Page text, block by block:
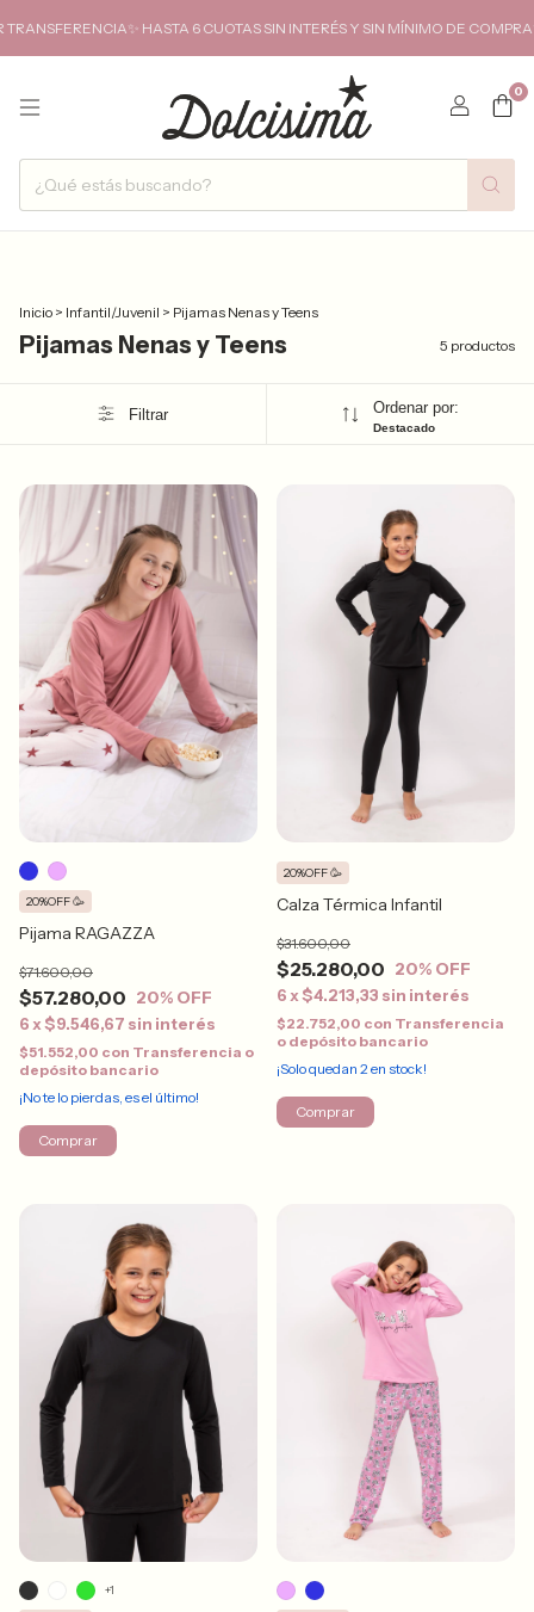
HASTA 6 CUOTAS SIN INTERÉS Y SIN MÍNIMO DE
0
Inicio > Infantil/Juvenil > Pijamas Nenas y Teens
Pijamas Nenas y Teens 5 productos
Filtrar Ordenar por:
Destacado
Pijama RAGAZZA
$57.280,00
$71.600,00
20% OFF
6 x$9.546,67 sin interés
20%OFF 🥳
$51.552,00 con Transferencia o
depósito bancario
¡No te lo pierdas, es el último!
Comprar
Calza Térmica Infantil
$25.280,00
$31.600,00
20% OFF
6 x$4.213,33 sin interés
20%OFF 🥳
$22.752,00 con Transferencia
o depósito bancario
¡Solo quedan 2en stock!
Comprar
+1